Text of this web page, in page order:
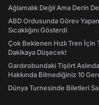
Ağlamalık Değil Ama Derin
ABD Ordusunda Görev
Sıcaklığını Gösterdi
Çok Beklenen Hızlı Tren İçin
Dakikaya Düşecek!
Gardırobundaki Tişört
Hakkında Bilmediğiniz 10
Dünya Turnesinde Biletleri